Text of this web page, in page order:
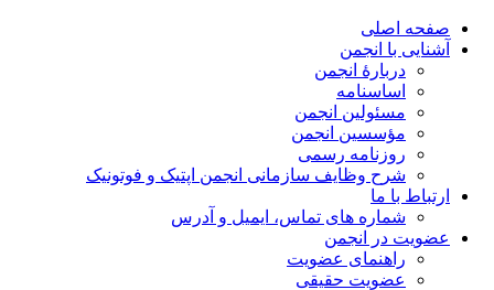
صفحه اصلی
آشنایی با انجمن
دربارۀ انجمن
اساسنامه
مسئولین انجمن
مؤسسین انجمن
روزنامه رسمی
شرح وظایف سازمانی انجمن اپتیک و فوتونیک
ارتباط با ما
شماره های تماس، ایمیل و آدرس
عضویت در انجمن
راهنمای عضویت
عضویت حقیقی